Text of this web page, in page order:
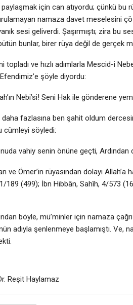
paylaşmak için can atıyordu; çünkü
namaza davet meselesini
sesi geliverdi. Şaşırmıştı; zira
bunlar, birer rüya değil de gerçek
topladı ve hızlı adımlarla Mescid-i
şöyle diyordu:
Nebi’si! Seni Hak ile gönderene
daha fazlasına ben şahit oldum
cümleyi söyledi:
vahiy senin önüne geçti, Ardından
ve Ömer’in rüyasından dolayı
189 (499); İbn Hibbân, Sahîh, 4/573
böyle, mü’minler için namaza
adıyla şenlenmeye başlamıştı. Ve,
Reşit Haylamaz